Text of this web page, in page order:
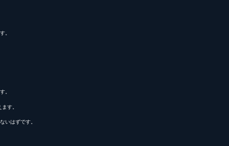
。
。
す。
いはずです。